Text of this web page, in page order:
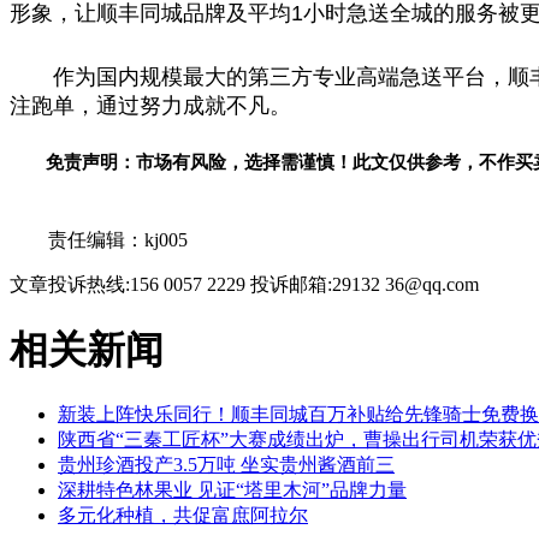
形象，让顺丰同城品牌及平均1小时急送全城的服务被
作为国内规模最大的第三方专业高端急送平台 ，
注跑单，通过努力成就不凡。
免责声明：市场有风险，选择需谨慎！此文仅供参考，不作买
责任编辑：kj005
文章投诉热线:156 0057 2229 投诉邮箱:29132 36@qq.com
相关新闻
新装上阵快乐同行！顺丰同城百万补贴给先锋骑士免费
陕西省“三秦工匠杯”大赛成绩出炉，曹操出行司机荣获
贵州珍酒投产3.5万吨 坐实贵州酱酒前三
深耕特色林果业 见证“塔里木河”品牌力量
多元化种植，共促富庶阿拉尔